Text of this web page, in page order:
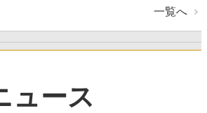
一覧へ
ュース